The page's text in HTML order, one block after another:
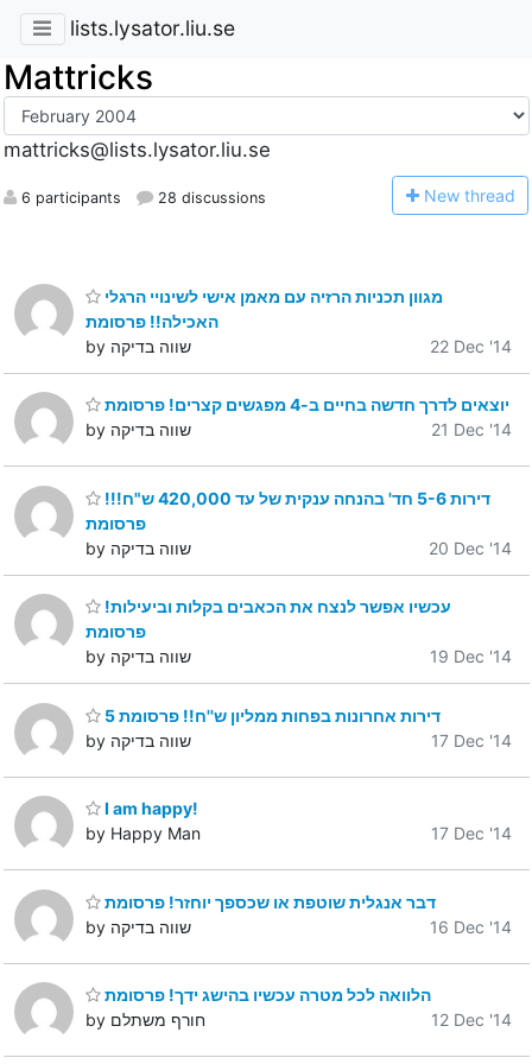
lists.lysator.liu.se
Mattricks
mattricks@lists.lysator.liu.se
6 participants 28 discussions New thread
האכילה!! פרסומת
by שווה בדיקה
22 Dec '14
יוצאים לדרך חדשה בחיים ב-4 מפגשים קצרים! פרסומת
by שווה בדיקה
21 Dec '14
פרסומת
by שווה בדיקה
20 Dec '14
פרסומת
by שווה בדיקה
19 Dec '14
5 דירות אחרונות בפחות ממליון ש''ח!! פרסומת
by שווה בדיקה
17 Dec '14
I am happy!
by Happy Man
17 Dec '14
דבר אנגלית שוטפת או שכספך יוחזר! פרסומת
by שווה בדיקה
16 Dec '14
הלוואה לכל מטרה עכשיו בהישג ידך! פרסומת
by חורף משתלם
12 Dec '14